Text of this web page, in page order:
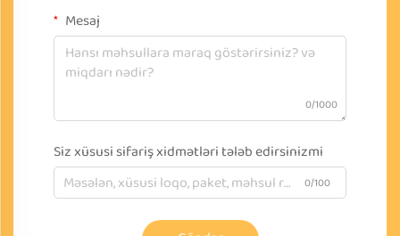
Mesaj
0/1000
Siz xüsusi sifariş xidmətləri tələb edirsinizmi
0/100